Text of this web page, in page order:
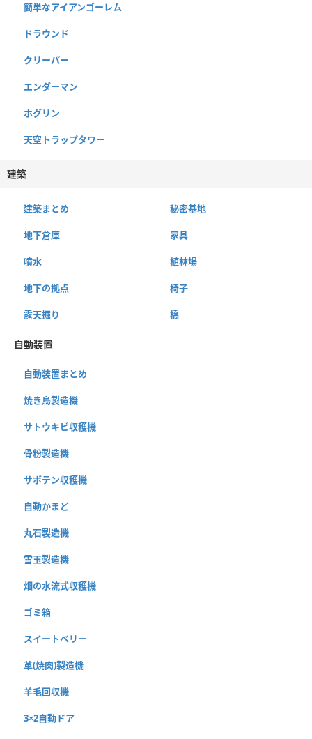
簡単なアイアンゴーレム
ドラウンド
クリーパー
エンダーマン
ホグリン
天空トラップタワー
建築
建築まとめ 秘密基地
地下倉庫 家具
噴水 植林場
地下の拠点 椅子
露天掘り 橋
自動装置
自動装置まとめ
焼き鳥製造機
サトウキビ収穫機
骨粉製造機
サボテン収穫機
自動かまど
丸石製造機
雪玉製造機
畑の水流式収穫機
ゴミ箱
スイートベリー
革(焼肉)製造機
羊毛回収機
3×2自動ドア